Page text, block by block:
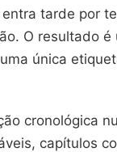
tarde por
O resultado é
única
cronológica
capítulos